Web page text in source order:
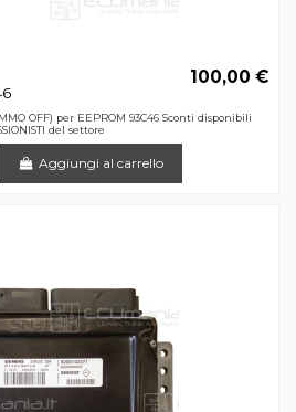
100,00 €
OFF) per EEPROM 93C46 Sconti disponibili
del settore
Aggiungi al carrello